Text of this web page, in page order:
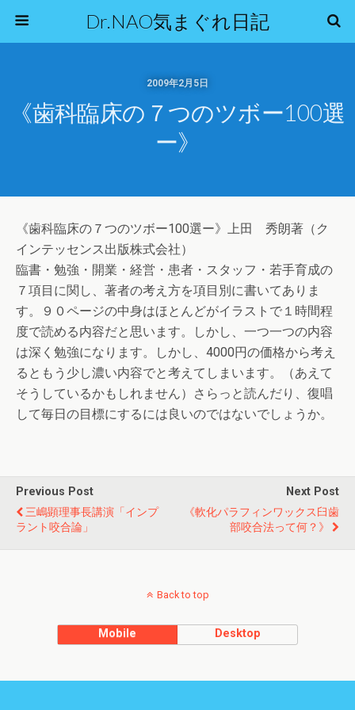
Dr.NAO気まぐれ日記
2009年2月5日
《歯科臨床の７つのツボー100選
ー》
《歯科臨床の７つのツボー100選ー》上田 秀朗著（ク
インテッセンス出版株式会社）
臨書・勉強・開業・経営・患者・スタッフ・若手育成の
７項目に関し、著者の考え方を項目別に書いてありま
す。９０ページの中身はほとんどがイラストで１時間程
度で読める内容だと思います。しかし、一つ一つの内容
は深く勉強になります。しかし、4000円の価格から考え
るともう少し濃い内容でと考えてしまいます。（あえて
そうしているかもしれません）さらっと読んだり、復唱
して毎日の目標にするには良いのではないでしょうか。
Previous Post
三嶋顕理事長講演「インプ
ラント咬合論」
Next Post
《軟化パラフィンワックス臼歯
部咬合法って何？》
Back to top
Mobile Desktop